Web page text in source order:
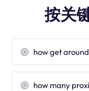
按关
how get
how many